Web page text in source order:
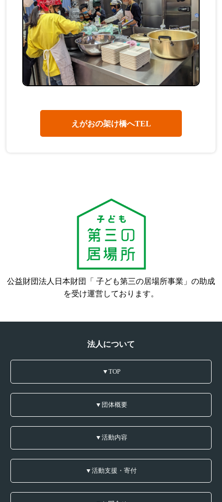
えがおの架け橋へTEL
公益財団法人日本財団「 子ども第三の居場所事業」の助成
を受け運営しております。
法人について
▼TOP
▼団体概要
▼活動内容
▼活動支援・寄付